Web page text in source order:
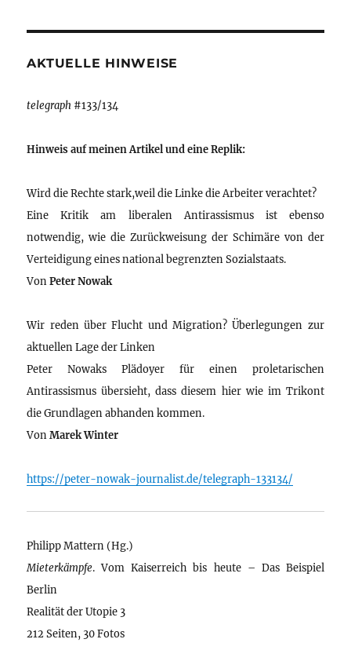
AKTUELLE HINWEISE
telegraph #133/134
Hinweis auf meinen Artikel und eine Replik:
Wird die Rechte stark,weil die Linke die Arbeiter verachtet?
Eine Kritik am liberalen Antirassismus ist ebenso
notwendig, wie die Zurückweisung der Schimäre von der
Verteidigung eines national begrenzten Sozialstaats.
VonPeter Nowak
Wir reden über Flucht und Migration? Überlegungen zur
aktuellen Lage der Linken
Peter Nowaks Plädoyer für einen proletarischen
Antirassismus übersieht, dass diesem hier wie im Trikont
die Grundlagen abhanden kommen.
VonMarek Winter
https://peter-nowak-journalist.de/telegraph-133134/
Philipp Mattern (Hg.)
Mieterkämpfe. Vom Kaiserreich bis heute – Das Beispiel
Berlin
Realität der Utopie 3
212 Seiten, 30 Fotos